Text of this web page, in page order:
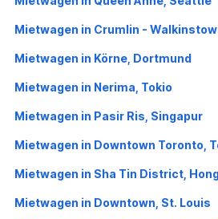
Mietwagen in Crumlin -
Mietwagen in Körne, Dortmund
Mietwagen in Nerima, Tokio
Mietwagen in Pasir Ris, Singapur
Mietwagen in Downtown Toronto,
Mietwagen in Sha Tin District,
Mietwagen in Downtown, St. Louis